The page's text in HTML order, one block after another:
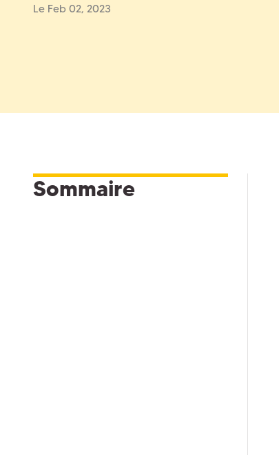
Le Feb 02, 2023
Sommaire